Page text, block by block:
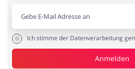
Ich stimme der Datenverarbeitung
Anmelden